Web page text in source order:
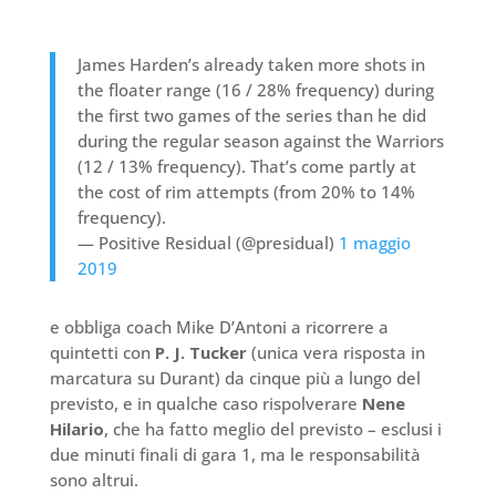
James Harden’s already taken more shots in
the floater range (16 / 28% frequency) during
the first two games of the series than he did
during the regular season against the Warriors
(12 / 13% frequency). That’s come partly at
the cost of rim attempts (from 20% to 14%
frequency).
— Positive Residual (@presidual) 1 maggio
2019
e obbliga coach Mike D’Antoni a ricorrere a
quintetti con P. J. Tucker(unica vera risposta in
marcatura su Durant) da cinque più a lungo del
previsto, e in qualche caso rispolverare Nene
Hilario, che ha fatto meglio del previsto – esclusi i
due minuti finali di gara 1, ma le responsabilità
sono altrui.